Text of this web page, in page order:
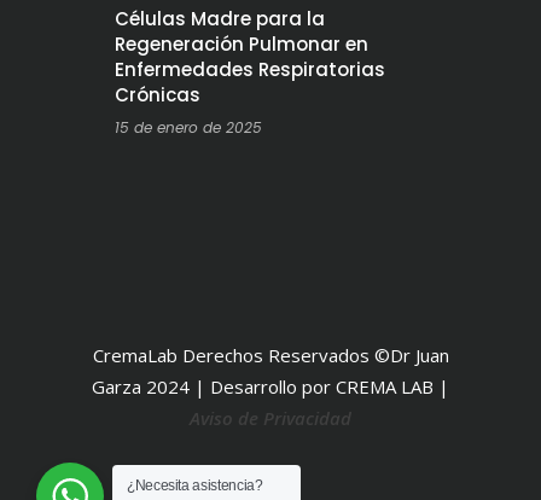
Células Madre para la
Regeneración Pulmonar en
Enfermedades Respiratorias
Crónicas
15 de enero de 2025
CremaLab Derechos Reservados ©Dr Juan
Garza 2024 | Desarrollo por CREMA LAB |
Aviso de Privacidad
¿Necesita asistencia?